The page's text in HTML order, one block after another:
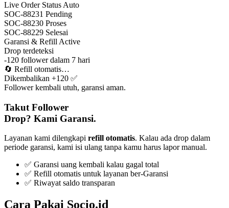
Live Order Status Auto
SOC-88231 Pending
SOC-88230 Proses
SOC-88229 Selesai
Garansi & Refill Active
Drop terdeteksi
-120 follower dalam 7 hari
🔄 Refill otomatis…
Dikembalikan +120 ✅
Follower kembali utuh, garansi aman.
Takut Follower
Drop? Kami Garansi.
Layanan kami dilengkapi refill otomatis. Kalau ada drop dalam
periode garansi, kami isi ulang tanpa kamu harus lapor manual.
✅ Garansi uang kembali kalau gagal total
✅ Refill otomatis untuk layanan ber-Garansi
✅ Riwayat saldo transparan
Cara Pakai Socio.id